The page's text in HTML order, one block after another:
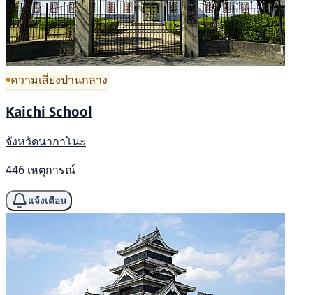
ความเสี่ยงปานกลาง
Kaichi School
จังหวัดนากาโนะ
446 เหตุการณ์
แจ้งเตือน